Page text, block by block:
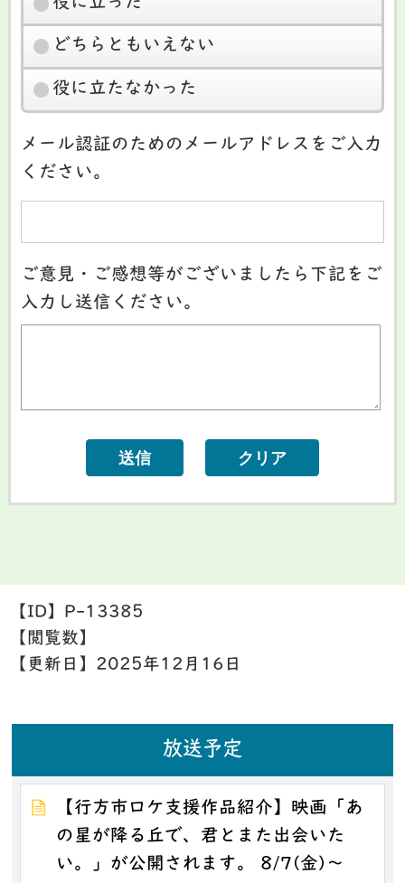
どちらともいえない
役に立たなかった
メール認証のためのメールアドレスをご入力
ください。
ご意見・ご感想等がございましたら下記をご
入力し送信ください。
【ID】 P-13385
【閲覧数】
【更新日】 2025年12月16日
放送予定
【行方市ロケ支援作品紹介】映画「あ
の星が降る丘で、君とまた出会いた
い。」が公開されます。 8/7(金)～